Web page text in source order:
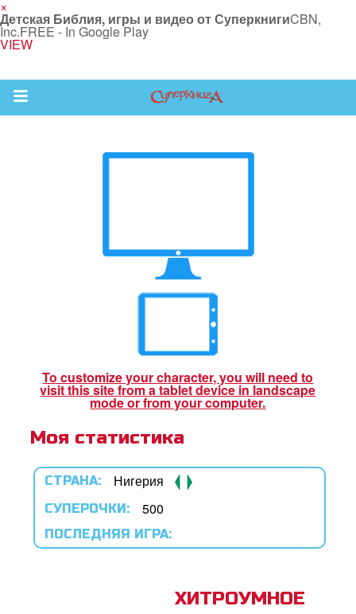
×
Детская Библия, игры и видео от СуперкнигиCBN,
Inc.FREE - In Google Play
VIEW
Return to Content
язык
To customize your character, you will need to
visit this site from a tablet device in landscape
mode or from your computer.
Моя статистика
СТРАНА: Нигерия
СУПЕРОЧКИ: 500
ПОСЛЕДНЯЯ ИГРА:
ХИТРОУМНОЕ